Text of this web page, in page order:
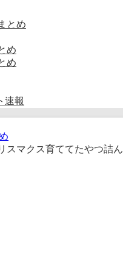
とめ
め
め
速報
スマクス育ててたやつ詰